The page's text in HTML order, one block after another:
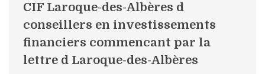
CIF Laroque-des-Albères d
conseillers en investissements
financiers commencant par la
lettre d Laroque-des-Albères